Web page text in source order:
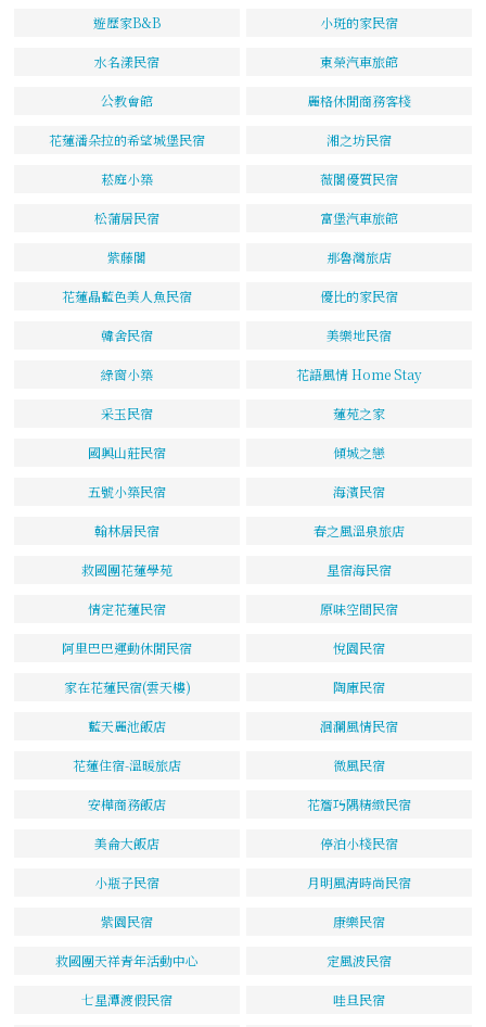
遊歷家B&B 小斑的家民宿
水名漾民宿 東榮汽車旅館
公教會館 麗格休閒商務客棧
花蓮潘朵拉的希望城堡民宿 湘之坊民宿
菘庭小築 薇閣優質民宿
松蒲居民宿 富堡汽車旅館
紫藤閣 那魯灣旅店
花蓮晶藍色美人魚民宿 優比的家民宿
韓舍民宿 美樂地民宿
綠窗小築 花語風情 Home Stay
采玉民宿 蓮苑之家
國興山莊民宿 傾城之戀
五號小築民宿 海濱民宿
翰林居民宿 春之風溫泉旅店
救國團花蓮學苑 星宿海民宿
情定花蓮民宿 原味空間民宿
阿里巴巴運動休閒民宿 悅園民宿
家在花蓮民宿(雲天樓) 陶庫民宿
藍天麗池飯店 洄瀾風情民宿
花蓮住宿-溫暖旅店 微風民宿
安樺商務飯店 花簷巧隅精緻民宿
美侖大飯店 停泊小棧民宿
小瓶子民宿 月明風清時尚民宿
紫園民宿 康樂民宿
救國團天祥青年活動中心 定風波民宿
七星潭渡假民宿 哇旦民宿